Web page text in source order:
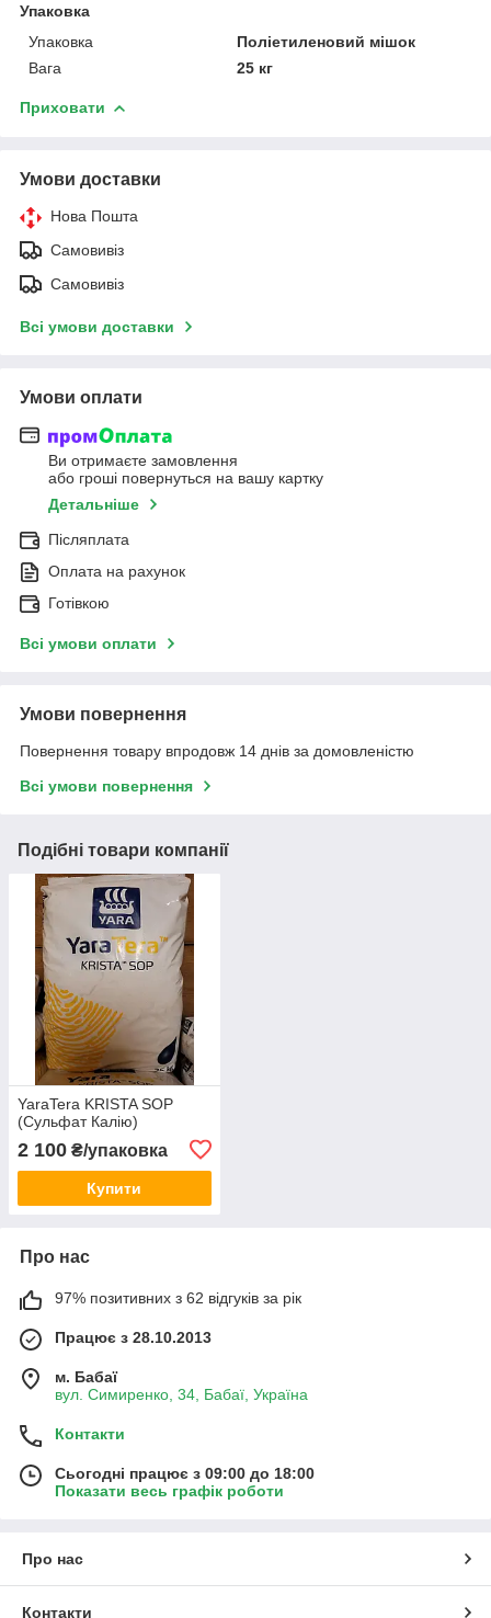
Упаковка
Упаковка
Поліетиленовий мішок
Вага
25 кг
Приховати
Умови доставки
Нова Пошта
Самовивіз
Самовивіз
Всі умови доставки
Умови оплати
Ви отримаєте замовлення
або гроші повернуться на вашу картку
Детальніше
Післяплата
Оплата на рахунок
Готівкою
Всі умови оплати
Умови повернення
Повернення товару впродовж 14 днів за домовленістю
Всі умови повернення
Подібні товари компанії
YaraTera KRISTA SOP
(Сульфат Калію)
2 100 ₴/упаковка
Купити
Про нас
97% позитивних з 62 відгуків за рік
Працює з 28.10.2013
м. Бабаї
вул. Симиренко, 34, Бабаї, Україна
Контакти
Сьогодні працює з 09:00 до 18:00
Показати весь графік роботи
Про нас
Контакти